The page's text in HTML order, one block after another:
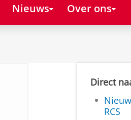
Nieuws Over ons
Direct
RCS